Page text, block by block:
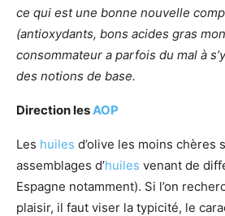
ce qui est une bonne nouvelle
(antioxydants, bons acides gras
consommateur a parfois du mal à
des notions de base.
Direction lesAOP
Les huiles d’olive les moins chères
assemblages d’huiles venant de
Espagne notamment). Si l’on
plaisir, il faut viser la typicité, le